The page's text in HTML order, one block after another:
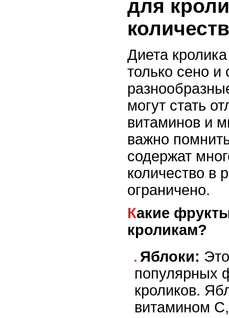
для
Диета
только сено
могут стать
витаминов и
важно
содержат
количество в
ограничено.
Какие фрукты можно давать
кроликам?
Яблоки:
популярных
кроликов.
витамином